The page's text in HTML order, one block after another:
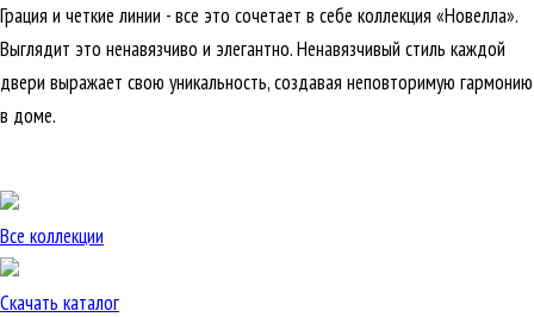
Грация и четкие линии - все это сочетает в себе коллекция «Новелла».
Выглядит это ненавязчиво и элегантно. Ненавязчивый стиль каждой
двери выражает свою уникальность, создавая неповторимую гармонию
в доме.
Все коллекции
Скачать каталог